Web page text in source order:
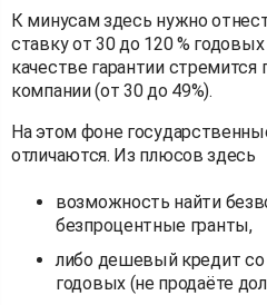
К минусам здесь нужно
ставку от 30 до 120 %
качестве гарантии
компании (от 30 до 49%).
На этом фоне
отличаются. Из плюсов здесь
возможность найти
безпроцентные гранты,
либо дешевый кредит со
годовых (не продаёте